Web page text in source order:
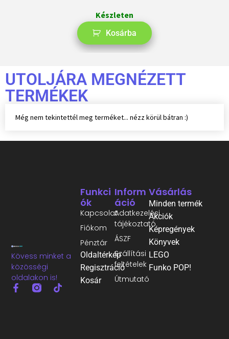
Készleten
Kosárba
UTOLJÁRA MEGNÉZETT
TERMÉKEK
Még nem tekintettél meg terméket... nézz körül bátran :)
Kövess minket a
közösségi
oldalakon is!
Inform
Áció
Adatkezelési
tájékoztató
ÁSZF
Szállítási
feltételek
Útmutató
Funkci
Ók
Kapcsolat
Fiókom
Pénztár
Oldaltérkép
Regisztráció
Kosár
Vásárlás
Minden termék
Akciók
Képregények
Könyvek
LEGO
Funko POP!